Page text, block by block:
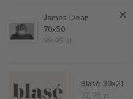
James Dean
70x50
99,95 zł
Blasé 30x21
32,95 zł